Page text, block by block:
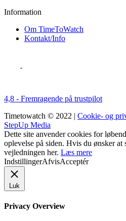
Information
Om TimeToWatch
Kontakt/Info
4,8 - Fremragende på trustpilot
Timetowatch © 2022 | Cookie- og
StepUp Media
Dette site anvender cookies for
oplevelse på siden. Hvis du ønsker at
vejledningen her. Læs mere
IndstillingerAfvisAcceptér
Luk
Privacy Overview